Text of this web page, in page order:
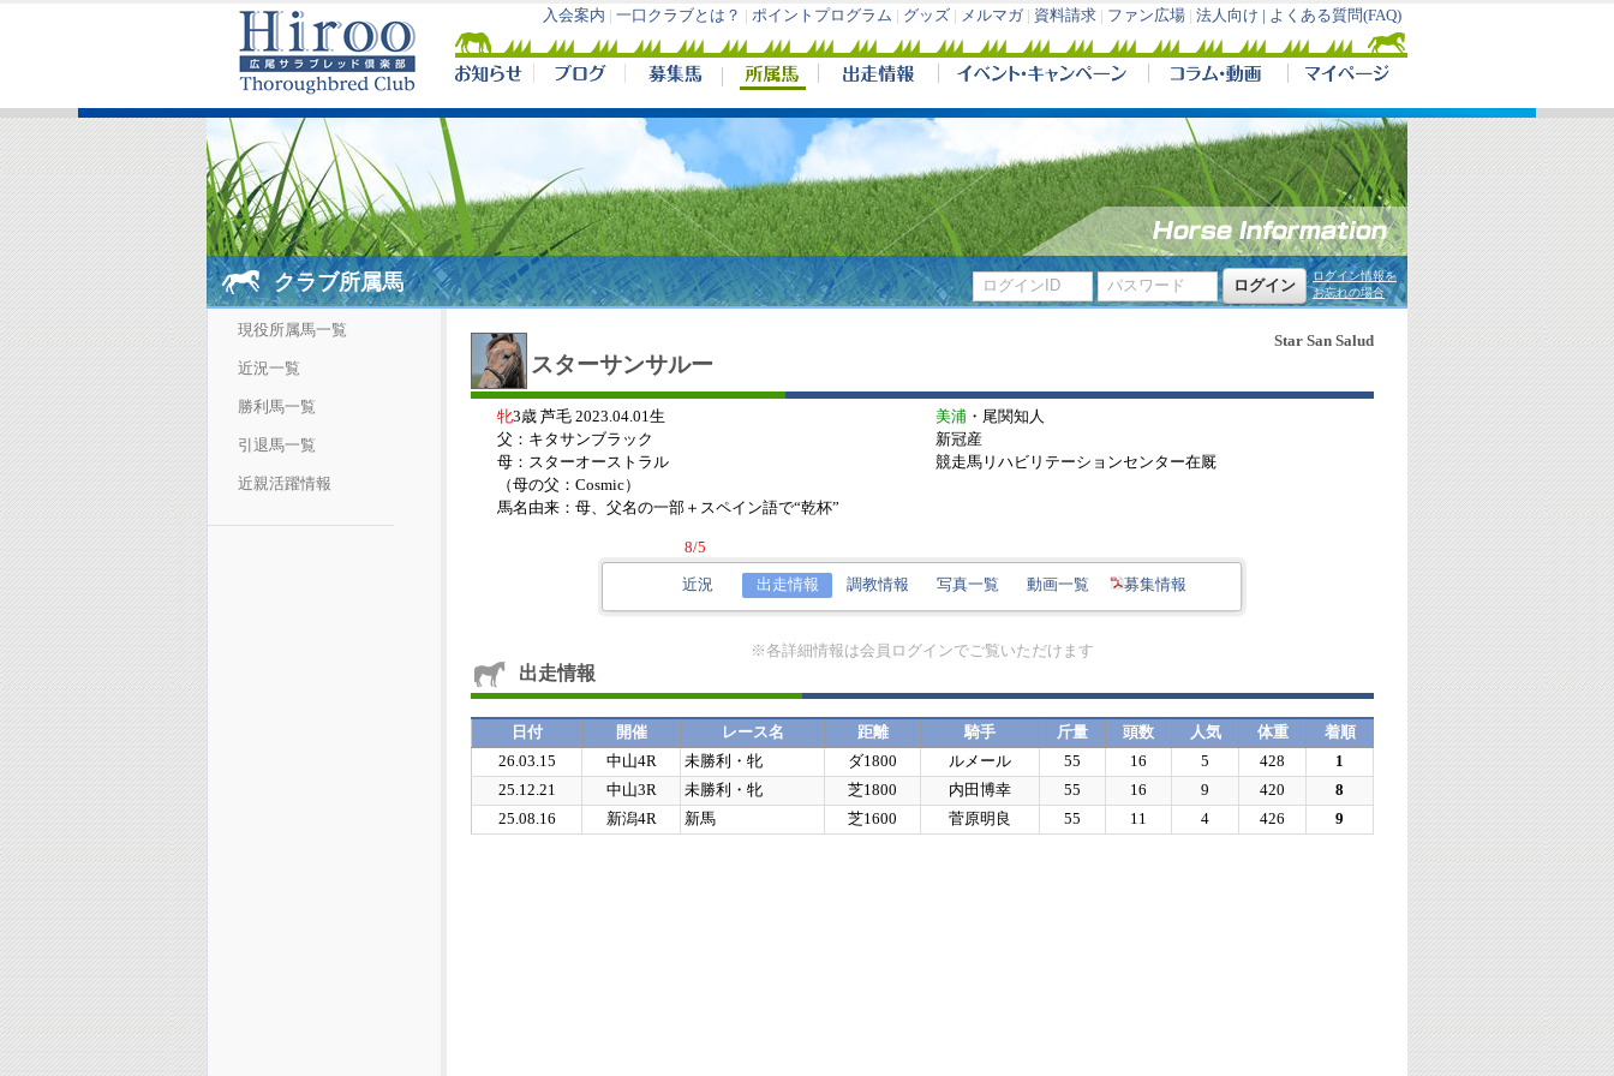
入会案内 一口クラブとは？ ポイントプログラム グッズ メルマガ| 資料請求 ファン広場 法人向け | よくある質問(FAQ)
ログイン情報を
お忘れの場合
クラブ所属馬
現役所属馬一覧
近況一覧
勝利馬一覧
引退馬一覧
近親活躍情報
スターサンサルー
Star San Salud
牝3歳 芦毛 2023.04.01生 美浦 ・尾関知人
父：キタサンブラック
新冠産
母：スターオーストラル
競走馬リハビリテーションセンター在厩
（母の父：Cosmic）
馬名由来：母、父名の一部＋スペイン語で“乾杯”
8/5
近況 出走情報 調教情報 写真一覧 動画一覧 募集情報
※各詳細情報は会員ログインでご覧いただけます
出走情報
日付 開催 レース名 距離 騎手 斤量 頭数 人気 体重
着順
26.03.15
中山4R 未勝利・牝 ダ1800 ルメール 55 16 5 428
1
25.12.21
中山3R 未勝利・牝 芝1800 内田博幸 55 16 9 420
8
25.08.16
新潟4R 新馬 芝1600 菅原明良 55 11 4 426 9